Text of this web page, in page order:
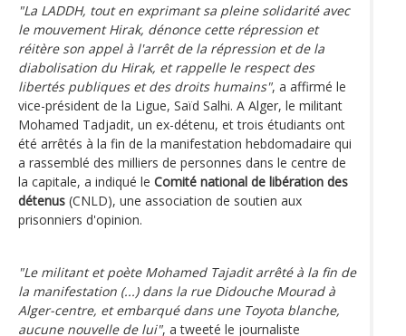
"La LADDH, tout en exprimant sa pleine solidarité avec
le mouvement Hirak, dénonce cette répression et
réitère son appel à l'arrêt de la répression et de la
diabolisation du Hirak, et rappelle le respect des
libertés publiques et des droits humains", a affirmé le
vice-président de la Ligue, Saïd Salhi. A Alger, le militant
Mohamed Tadjadit, un ex-détenu, et trois étudiants ont
été arrêtés à la fin de la manifestation hebdomadaire qui
a rassemblé des milliers de personnes dans le centre de
la capitale, a indiqué le Comité national de libération des
détenus (CNLD), une association de soutien aux
prisonniers d'opinion.
"Le militant et poète Mohamed Tajadit arrêté à la fin de
la manifestation (...) dans la rue Didouche Mourad à
Alger-centre, et embarqué dans une Toyota blanche,
aucune nouvelle de lui", a tweeté le journaliste